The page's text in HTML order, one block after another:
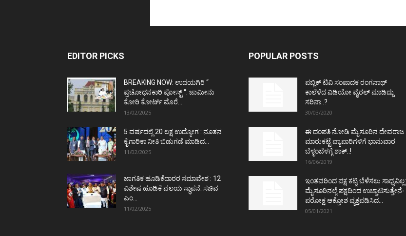
EDITOR PICKS
BREAKING NOW: ಉದಯಗಿರಿ “
ಪ್ರಚೋಧನಕಾರಿ ಪೋಸ್ಟ್‌ “: ಜಾಮೀನು
ಕೋರಿ ಕೋರ್ಟ್‌ ಮೊರೆ...
13/02/2025
5 ವರ್ಷದಲ್ಲಿ 20 ಲಕ್ಷ ಉದ್ಯೋಗ : ನೂತನ
ಕೈಗಾರಿಕಾ ನೀತಿ ಬಿಡುಗಡೆ ಮಾಡಿದ...
11/02/2025
ಜಾಗತಿಕ ಹೂಡಿಕೆದಾರರ ಸಮಾವೇಶ : 12
ವಿಶೇಷ ಹೂಡಿಕೆ ವಲಯ ಸ್ಥಾಪನೆ: ಸಚಿವ
ಎಂ...
11/02/2025
POPULAR POSTS
ಪಬ್ಲಿಕ್ ಟಿವಿ ಸಂಪಾದಕ ರಂಗನಾಥ್
ಕಾಲೆಳೆದ ವಿಡಿಯೋ ವೈರಲ್ ಮಾಡಿದ್ದು
ಸರಿನಾ..?
30/03/2020
ಈ ದಂಪತಿ ನೋಡಿ ಮೈಸೂರಿನ ದೇವರಾಜ
ಮಾರುಕಟ್ಟೆ ವ್ಯಾಪಾರಿಗಳಿಗೆ ಭಾನುವಾರ
ಬೆಳ್ಳಂಬೆಳಗ್ಗೆ ಶಾಕ್..!
16/06/2019
ಇಂತವರಿಂದ ಪಕ್ಷ ಕಟ್ಟಿ ಬೆಳೆಸಲು ಸಾಧ್ಯವಿಲ್ಲ:
ಮೈಸೂರಿನಲ್ಲೆ ಪಕ್ಷದಿಂದ ಉಚ್ಚಾಟಿಸುತ್ತೇನೆ-
ಪರೋಕ್ಷ ಆಕ್ರೋಶ ವ್ಯಕ್ತಪಡಿಸಿದ...
05/01/2021